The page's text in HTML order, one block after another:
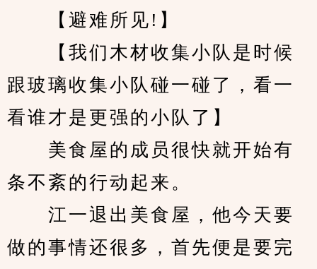
【避难所见!】
【我们木材收集小队是时候
跟玻璃收集小队碰一碰了，看一
看谁才是更强的小队了】
美食屋的成员很快就开始有
条不紊的行动起来。
江一退出美食屋，他今天要
做的事情还很多，首先便是要完